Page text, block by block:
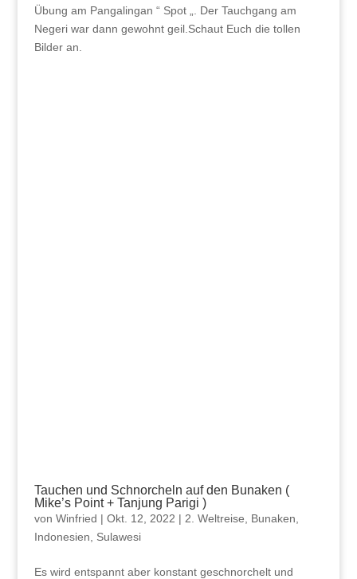
Übung am Pangalingan “ Spot „. Der Tauchgang am
Negeri war dann gewohnt geil.Schaut Euch die tollen
Bilder an.
Tauchen und Schnorcheln auf den Bunaken (
Mike’s Point + Tanjung Parigi )
von Winfried | Okt. 12, 2022 | 2. Weltreise Bunaken
Indonesien
Sulawesi
Es wird entspannt aber konstant geschnorchelt und